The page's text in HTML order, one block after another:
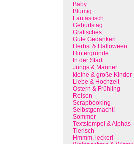
Baby
Blumig
Fantastisch
Geburtstag
Grafisches
Gute Gedanken
Herbst & Halloween
Hintergründe
In der Stadt
Jungs & Männer
kleine & große Kinder
Liebe & Hochzeit
Ostern & Frühling
Reisen
Scrapbooking
Selbstgemacht!
Sommer
Textstempel & Alphas
Tierisch
Hmmm, lecker!